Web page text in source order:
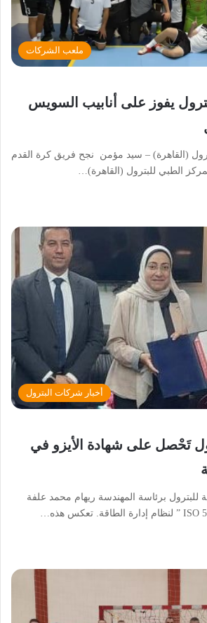
ملعب الشركات
يفوز على أنابيب السويس
(القاهرة) – سيد مؤمن نجح فريق كرة القدم
الطبي للبترول (القاهرة)…
أخبار شركات البترول
تَحْصل على شهادة الأيزو في
برئاسة المهندسة ريهام محمد علفة